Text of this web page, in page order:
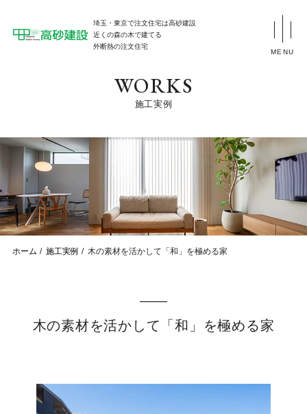
埼玉・東京で注文住宅は高砂建設
近くの森の木で建てる
外断熱の注文住宅
MENU
WORKS
施工実例
ホーム 施工実例 木の素材を活かして「和」を極める家
木の素材を活かして「和」を極める家